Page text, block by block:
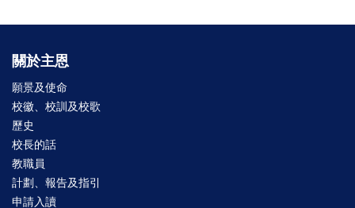
關於主恩
願景及使命
校徽、校訓及校歌
歷史
校長的話
教職員
計劃、報告及指引
申請入讀